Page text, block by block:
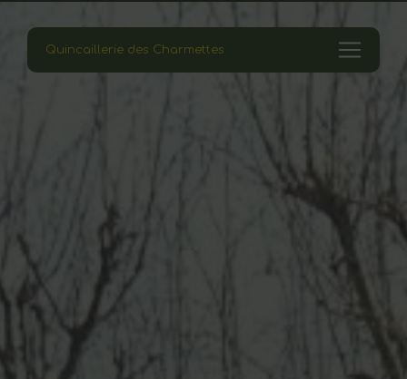
Quincaillerie des Charmettes